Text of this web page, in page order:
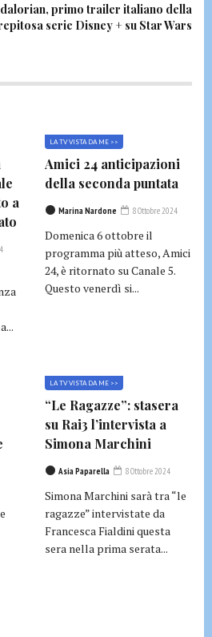
primo trailer italiano della
serie Disney + su Star Wars
a
LA TV VISTA DA ME >>
Amici 24 anticipazioni
della seconda puntata
Marina Nardone 8 Ottobre 2024
Domenica 6 ottobre il
programma più atteso, Amici
24, è ritornato su Canale 5.
Questo venerdì si...
LA TV VISTA DA ME >>
“Le Ragazze”: stasera
su Rai3 l’intervista a
Simona Marchini
Asia Paparella 8 Ottobre 2024
Simona Marchini sarà tra “le
ragazze” intervistate da
Francesca Fialdini questa
sera nella prima serata...